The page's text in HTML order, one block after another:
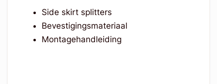
Side skirt splitters
Bevestigingsmateriaal
Montagehandleiding